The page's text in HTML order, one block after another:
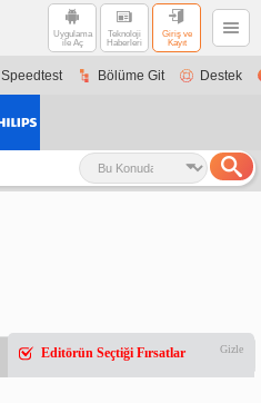
Uygulama
ile Aç
Teknoloji
Haberleri
Giriş ve
Kayıt
Speedtest Bölüme Git Destek
Editörün Seçtiği Fırsatlar Gizle